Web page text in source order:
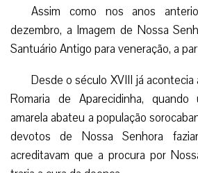
Assim como nos anos
dezembro, a Imagem de Nossa
Santuário Antigo para veneração, a
Desde o século XVIII já
Romaria de Aparecidinha,
amarela abateu a população
devotos de Nossa Senhora
acreditavam que a procura por